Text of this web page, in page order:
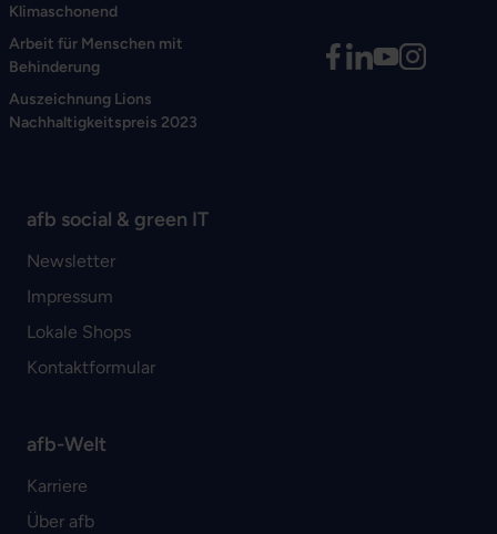
Klimaschonend
Arbeit für Menschen mit
Behinderung
Auszeichnung Lions
Nachhaltigkeitspreis 2023
afb social & green IT
Newsletter
Impressum
Lokale Shops
Kontaktformular
afb-Welt
Karriere
Über afb